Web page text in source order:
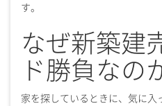
す。
なぜ新築建
ド勝負なの
家を探しているときに、気に入